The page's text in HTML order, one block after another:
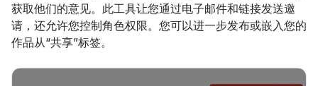
获取他们的意见。此工具让您通过电子邮件和链接发送邀
请，还允许您控制角色权限。您可以进一步发布或嵌入您的
作品从“共享”标签。